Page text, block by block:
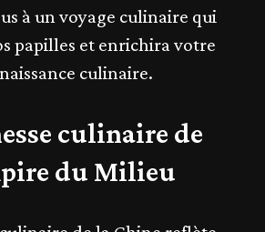
à un voyage culinaire qui
papilles et enrichira votre
culinaire.
culinaire de
du Milieu